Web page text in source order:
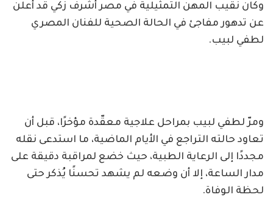
وكان نقيب المهن التمثيلية في مصر أشرف زكي قد أعلن
عن تدهور مفاجئ في الحالة الصحية للفنان المصري
لطفي لبيب.
ومرّ لطفي لبيب بمراحل علاجية معقّدة مؤخرًا، قبل أن
تعاود حالته التراجع في الأيام الماضية، ما استدعى نقله
مجددًا إلى الرعاية الطبية، حيث خضع لمراقبة دقيقة على
مدار الساعة، إلا أن وضعه لم يشهد تحسنًا يُذكر حتى
لحظة الوفاة.